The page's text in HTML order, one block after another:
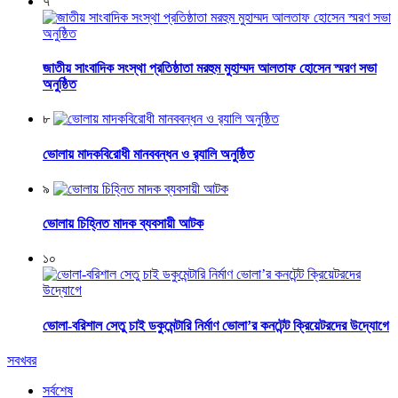
জাতীয় সাংবাদিক সংস্থা প্রতিষ্ঠাতা মরহুম মুহাম্মদ আলতাফ হোসেন স্মরণ সভা
অনুষ্ঠিত
৮
ভোলায় মাদকবিরোধী মানববন্ধন ও র‌্যালি অনুষ্ঠিত
৯
ভোলায় চিহ্নিত মাদক ব্যবসায়ী আটক
১০
ভোলা-বরিশাল সেতু চাই ডকুমেন্টারি নির্মাণ ভোলা’র কনটেন্ট ক্রিয়েটরদের উদ্যোগে
সবখবর
সর্বশেষ